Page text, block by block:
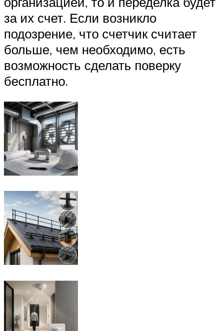
за их счет. Если возникло
подозрение, что счетчик считает
больше, чем необходимо, есть
возможность сделать поверку
бесплатно.